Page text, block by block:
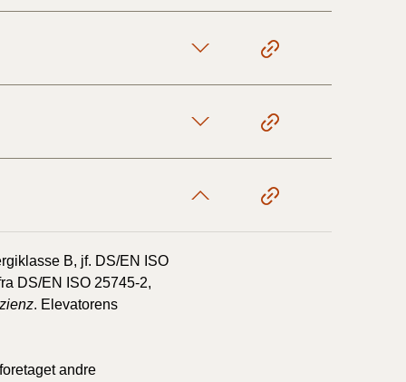
B, jf. DS/EN ISO
DS/EN ISO 25745-2,
. Elevatorens
andre